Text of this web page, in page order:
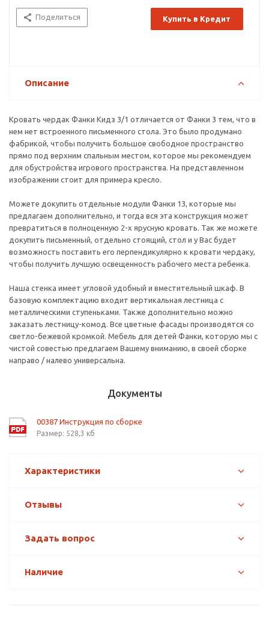
Поделиться Купить в Кредит
Описание
Кровать чердак Фанки Кидз 3/1 отличается от Фанки 3 тем, что в
нем нет встроенного письменного стола. Это было продумано
фабрикой, чтобы получить большое свободное пространство
прямо под верхним спальным местом, которое мы рекомендуем
для обустройства игрового пространства. На представленном
изображении стоит для примера кресло.
Можете докупить отдельные модули Фанки 13, которые мы
предлагаем дополнительно, и тогда вся эта конструкция может
превратиться в полноценную 2-х ярусную кровать. Так же можете
докупить письменный, отдельно стоящий, стол и у Вас будет
возможность поставить его перпендикулярно к кровати чердаку,
чтобы получить лучшую освещенность рабочего места ребенка.
Наша стенка имеет угловой удобный и вместительный шкаф. В
базовую комплектацию входит вертикальная лестница с
металлическими ступеньками. Также дополнительно можно
заказать лестницу-комод. Все цветные фасады производятся со
светло-бежевой кромкой. Мебель для детей Фанки, которую мы с
чистой совестью предлагаем Вашему вниманию, в своей сборке
направо / налево универсальна.
Документы
00387 Инструкция по сборке
Размер: 528,3 кб
Характеристики
Отзывы
Задать вопрос
Наличие